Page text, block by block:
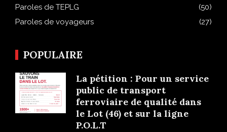
Paroles de TEPLG
(50)
Paroles de voyageurs
(27)
POPULAIRE
La pétition : Pour un service
public de transport
ferroviaire de qualité dans
le Lot (46) et sur la ligne
P.O.L.T